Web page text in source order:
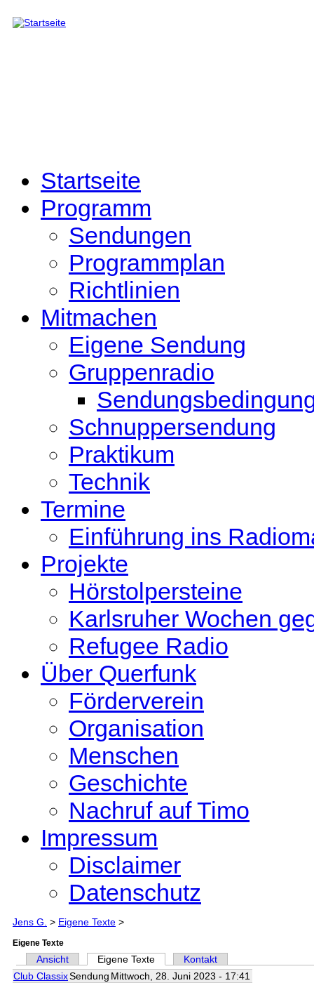
Direkt zum Inhalt
Startseite
Programm
Sendungen
Programmplan
Richtlinien
Mitmachen
Eigene Sendung
Gruppenradio
Schnuppersendung
Praktikum
Technik
Termine
Einführung ins
Projekte
Hörstolpersteine
Karlsruher Wochen
Refugee Radio
Über Querfunk
Förderverein
Organisation
Menschen
Geschichte
Nachruf auf Timo
Impressum
Disclaimer
Datenschutz
Jens G. > Eigene Texte >
Eigene Texte
Haupt-Reiter
Ansicht Eigene Texte (aktiver Reiter)
Kontakt
Club ClassixSendung Mittwoch, 28. Juni 2023 - 17:41